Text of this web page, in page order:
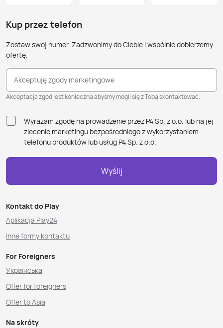
Kup przez telefon
Zostaw swój numer. Zadzwonimy do Ciebie i wspólnie dobierzemy
ofertę.
Akceptuję zgody marketingowe
Akceptacja zgód jest konieczna abyśmy mogli się z Tobą skontaktować.
Wyrażam zgodę na prowadzenie przez P4 Sp. z o.o. lub na jej
zlecenie marketingu bezpośredniego z wykorzystaniem
telefonu produktów lub usług P4 Sp. z o.o.
Wyślij
Kontakt do Play
Aplikacja Play24
Inne formy kontaktu
For Foreigners
Українська
Offer for foreigners
Offer to Asia
Na skróty